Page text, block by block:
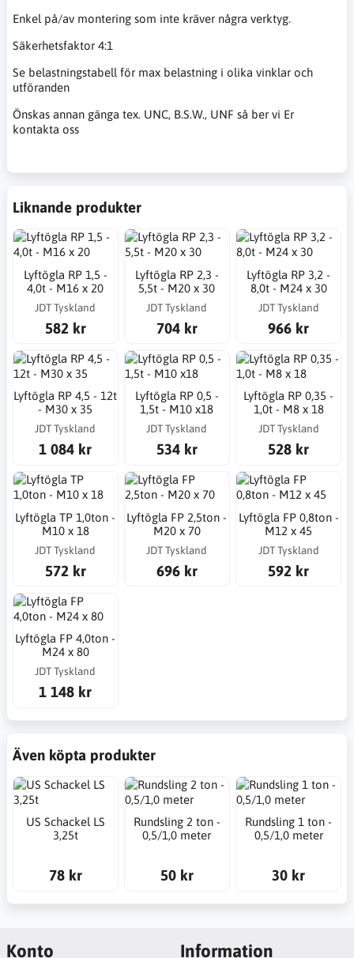
Enkel på/av montering som inte kräver några verktyg.
Säkerhetsfaktor 4:1
Se belastningstabell för max belastning i olika vinklar och
utföranden
Önskas annan gänga tex. UNC, B.S.W., UNF så ber vi Er
kontakta oss
Liknande produkter
Lyftögla RP 1,5 -
4,0t - M16 x 20
JDT Tyskland
582 kr
Lyftögla RP 2,3 -
5,5t - M20 x 30
JDT Tyskland
704 kr
Lyftögla RP 3,2 -
8,0t - M24 x 30
JDT Tyskland
966 kr
Lyftögla RP 4,5 - 12t
- M30 x 35
JDT Tyskland
1 084 kr
Lyftögla RP 0,5 -
1,5t - M10 x18
JDT Tyskland
534 kr
Lyftögla RP 0,35 -
1,0t - M8 x 18
JDT Tyskland
528 kr
Lyftögla TP 1,0ton -
M10 x 18
JDT Tyskland
572 kr
Lyftögla FP 2,5ton -
M20 x 70
JDT Tyskland
696 kr
Lyftögla FP 0,8ton -
M12 x 45
JDT Tyskland
592 kr
Lyftögla FP 4,0ton -
M24 x 80
JDT Tyskland
1 148 kr
Även köpta produkter
US Schackel LS
3,25t
78 kr
Rundsling 2 ton -
0,5/1,0 meter
50 kr
Rundsling 1 ton -
0,5/1,0 meter
30 kr
Konto Information